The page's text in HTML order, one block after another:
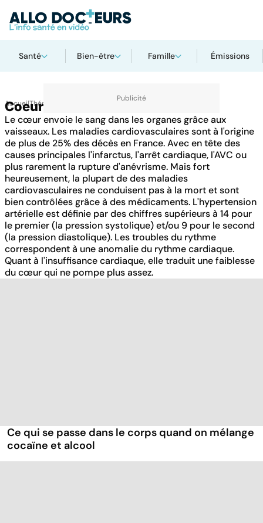
Santé Bien-être Famille Émissions
AccueilThématiques
Coeur
Le cœur envoie le sang dans les organes grâce aux
vaisseaux. Les maladies cardiovasculaires sont à l'origine
de plus de 25% des décès en France. Avec en tête des
causes principales l'infarctus, l'arrêt cardiaque, l'AVC ou
plus rarement la rupture d'anévrisme. Mais fort
heureusement, la plupart de des maladies
cardiovasculaires ne conduisent pas à la mort et sont
bien contrôlées grâce à des médicaments. L'hypertension
artérielle est définie par des chiffres supérieurs à 14 pour
le premier (la pression systolique) et/ou 9 pour le second
(la pression diastolique). Les troubles du rythme
correspondent à une anomalie du rythme cardiaque.
Quant à l'insuffisance cardiaque, elle traduit une faiblesse
du cœur qui ne pompe plus assez.
Ce qui se passe dans le corps quand on mélange
cocaïne et alcool